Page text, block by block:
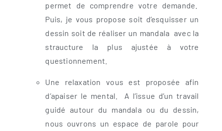
permet de comprendre votre demande.
Puis, je vous propose soit d’esquisser un
dessin soit de réaliser un mandala avec la
straucture la plus ajustée à votre
questionnement.
Une relaxation vous est proposée afin
d’apaiser le mental. A l’issue d’un travail
guidé autour du mandala ou du dessin,
nous ouvrons un espace de parole pour